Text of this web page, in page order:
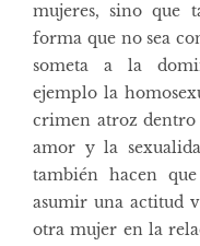
mujeres, sino que
forma que no sea
someta a la
ejemplo la
crimen atroz dentro
amor y la
también hacen
asumir una actitud
otra mujer en la